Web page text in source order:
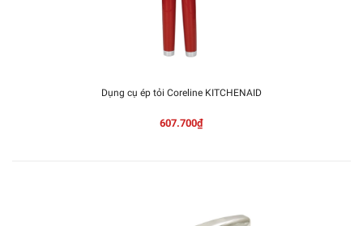
Dụng cụ ép tỏi Coreline KITCHENAID
607.700₫